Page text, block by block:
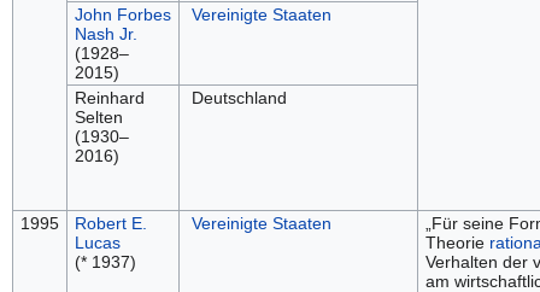
John Forbes
Nash Jr.
(1928–
2015)
Vereinigte Staaten
Reinhard
Selten
(1930–
2016)
Deutschland
1995
Robert E.
Lucas
(* 1937)
Vereinigte Staaten
„Für seine
Theorie
Verhalten der
am